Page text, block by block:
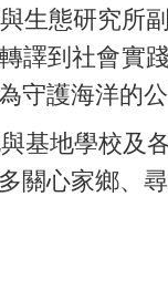
態研究所
譯到社會實
守護海洋的公
基地學校及
關心家鄉、